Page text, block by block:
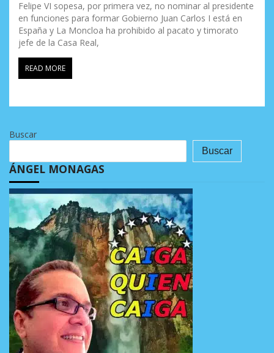
Felipe VI sopesa, por primera vez, no nominar al presidente
en funciones para formar Gobierno Juan Carlos I está en
España y La Moncloa ha prohibido al pacato y timorato
jefe de la Casa Real,
READ MORE
Buscar
Buscar
ÁNGEL MONAGAS